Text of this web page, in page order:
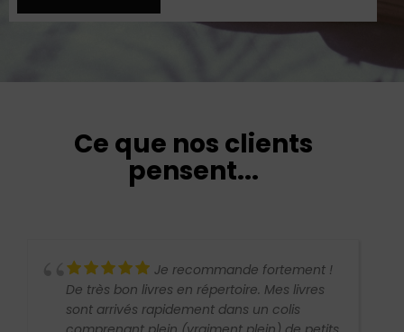
Ce que nos clients
pensent...
Je recommande fortement !
De très bon livres en répertoire. Mes livres
sont arrivés rapidement dans un colis